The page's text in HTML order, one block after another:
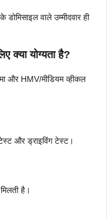
वाले उम्मीदवार ही
क्या योग्यता है?
और HMV/मीडियम व्हीकल
और ड्राइविंग टेस्ट।
है।